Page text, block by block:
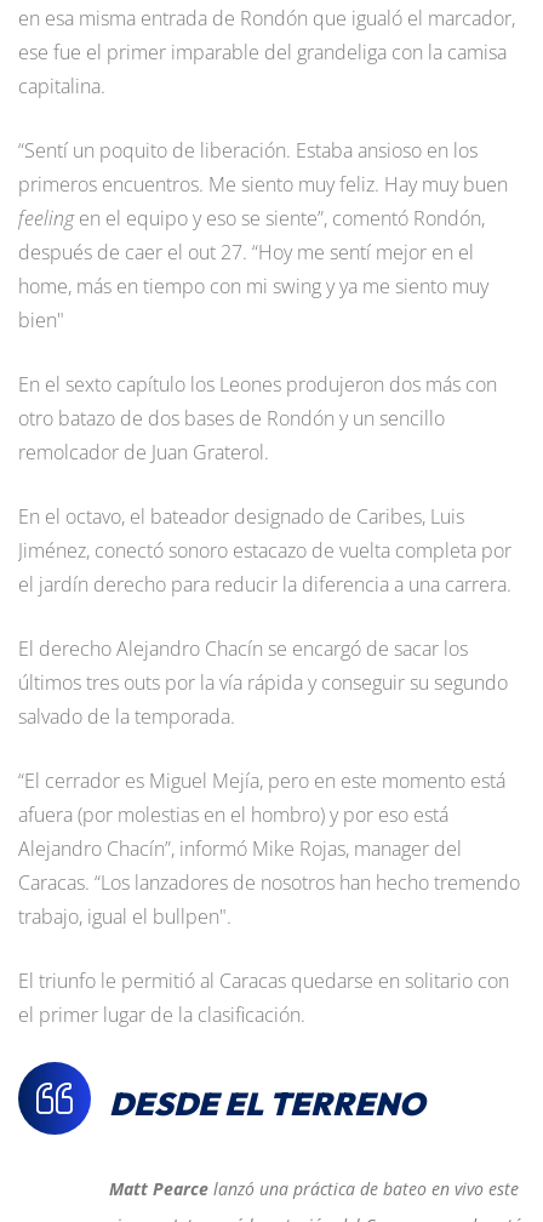
en esa misma entrada de Rondón que igualó el marcador,
ese fue el primer imparable del grandeliga con la camisa
capitalina.
“Sentí un poquito de liberación. Estaba ansioso en los
primeros encuentros. Me siento muy feliz. Hay muy buen
feelingen el equipo y eso se siente”, comentó Rondón,
después de caer el out 27. “Hoy me sentí mejor en el
home, más en tiempo con mi swing y ya me siento muy
bien"
En el sexto capítulo los Leones produjeron dos más con
otro batazo de dos bases de Rondón y un sencillo
remolcador de Juan Graterol.
En el octavo, el bateador designado de Caribes, Luis
Jiménez, conectó sonoro estacazo de vuelta completa por
el jardín derecho para reducir la diferencia a una carrera.
El derecho Alejandro Chacín se encargó de sacar los
últimos tres outs por la vía rápida y conseguir su segundo
salvado de la temporada.
“El cerrador es Miguel Mejía, pero en este momento está
afuera (por molestias en el hombro) y por eso está
Alejandro Chacín”, informó Mike Rojas, manager del
Caracas. “Los lanzadores de nosotros han hecho tremendo
trabajo, igual el bullpen".
El triunfo le permitió al Caracas quedarse en solitario con
el primer lugar de la clasificación.
DESDE EL TERRENO
Matt Pearce lanzó una práctica de bateo en vivo este